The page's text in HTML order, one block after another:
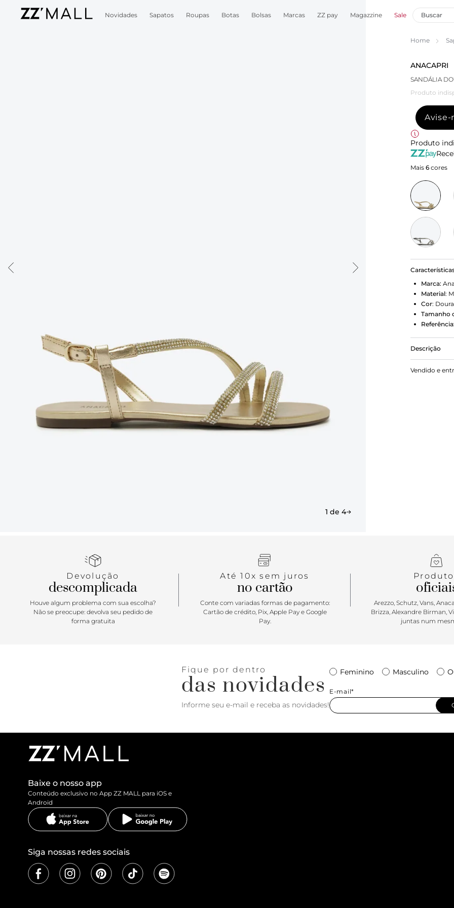
Novidades Sapatos Roupas Botas Bolsas Marcas ZZ pay Magazzine Sale
1 de 4
Home
ANACAPRI
SANDÁLIA
Produto
Avise-
Produto
Mais 6 cores
Marca:
Material:
Cor:
Tamanho
Referência:
Descrição
Sandália
rasteiro
Vendido e
Devolução
descomplicada
Houve algum problema com sua escolha?
Não se preocupe: devolva seu pedido de
forma gratuita
Até 10x sem juros
no cartão
Conte com variadas formas de pagamento:
Cartão de crédito, Pix, Apple Pay e Google
Pay.
Arezzo, Schutz, Vans,
Brizza, Alexandre Birman,
juntas num
Fique por dentro
das novidades
Informe seu e-mail e receba as novidades!
Feminino Masculino
E-mail*
Baixe o nosso app
Conteúdo exclusivo no App ZZ MALL para iOS e
Android
Siga nossas redes sociais